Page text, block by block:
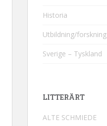
Historia
Utbildning/forskning
Sverige – Tyskland
LITTERÄRT
ALTE SCHMIEDE